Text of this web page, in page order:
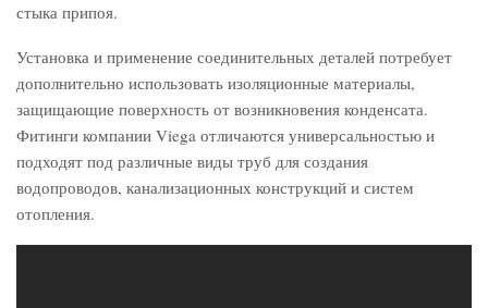
стыка припоя.
Установка и применение соединительных деталей потребует
дополнительно использовать изоляционные материалы,
защищающие поверхность от возникновения конденсата.
Фитинги компании Viega отличаются универсальностью и
подходят под различные виды труб для создания
водопроводов, канализационных конструкций и систем
отопления.